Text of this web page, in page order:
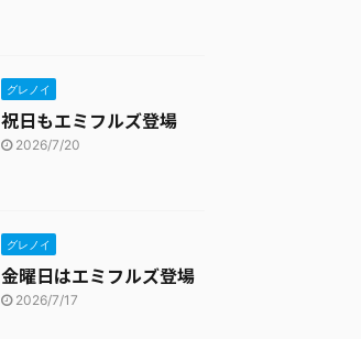
グレノイ
祝日もエミフルズ登場
2026/7/20
グレノイ
金曜日はエミフルズ登場
2026/7/17